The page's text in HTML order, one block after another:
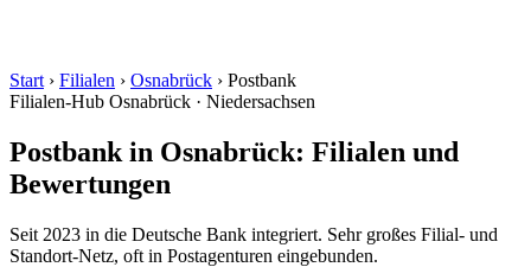
Start › Filialen › Osnabrück › Postbank
Filialen-Hub Osnabrück · Niedersachsen
Postbank in Osnabrück: Filialen und
Bewertungen
Seit 2023 in die Deutsche Bank integriert. Sehr großes Filial- und
Standort-Netz, oft in Postagenturen eingebunden.